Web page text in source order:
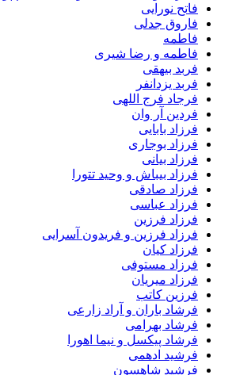
فاتح نورایی
فاروق جدلی
فاطمه
فاطمه و رضا شیری
فربد بیهقی
فربد یزدانفر
فرجاد فرج اللهی
فردین آر وان
فرزاد بابایی
فرزاد بوجاری
فرزاد بیانی
فرزاد بیباش و وحید تتورا
فرزاد صادقی
فرزاد عباسی
فرزاد فرزین
فرزاد فرزین و فریدون آسرایی
فرزاد کیان
فرزاد مستوفی
فرزاد میریان
فرزین کاتب
فرشاد باران و آراد زارعی
فرشاد بهرامی
فرشاد پیکسل و نیما اهورا
فرشید ادهمی
فرشید شاهسون